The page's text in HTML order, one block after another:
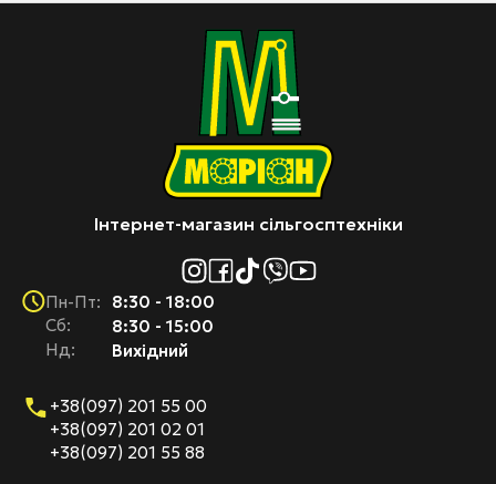
Інтернет-магазин сільгосптехніки
Пн-Пт:
Cб:
Нд:
8:30 - 18:00
8:30 - 15:00
Вихідний
+38(097) 201 55 00
+38(097) 201 02 01
+38(097) 201 55 88